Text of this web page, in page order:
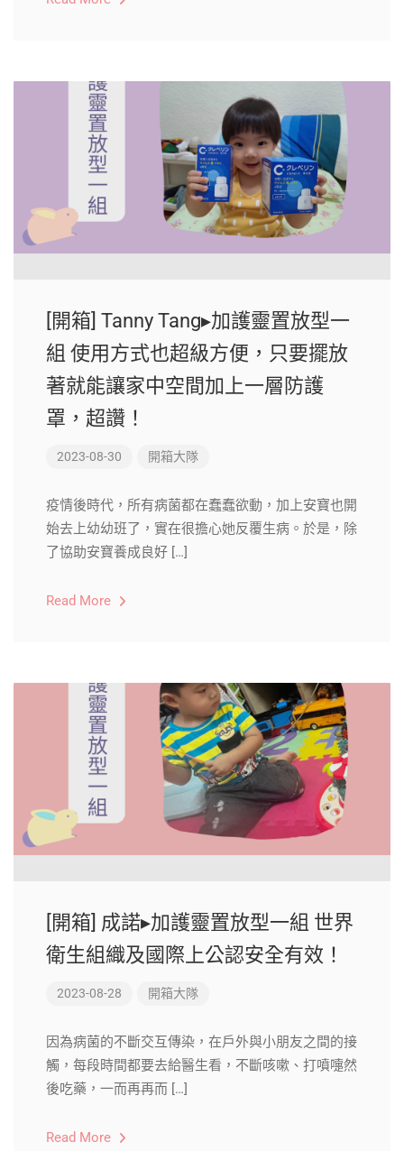
[開箱] Tanny Tang▸加護靈置放型一
組 使用方式也超級方便，只要擺放
著就能讓家中空間加上一層防護
罩，超讚！
2023-08-30 開箱大隊
疫情後時代，所有病菌都在蠢蠢欲動，加上安寶也開
始去上幼幼班了，實在很擔心她反覆生病。於是，除
了協助安寶養成良好 […]
Read More
[開箱] 成諾▸加護靈置放型一組 世界
衛生組織及國際上公認安全有效！
2023-08-28 開箱大隊
因為病菌的不斷交互傳染，在戶外與小朋友之間的接
觸，每段時間都要去給醫生看，不斷咳嗽、打噴嚏然
後吃藥，一而再再而 […]
Read More